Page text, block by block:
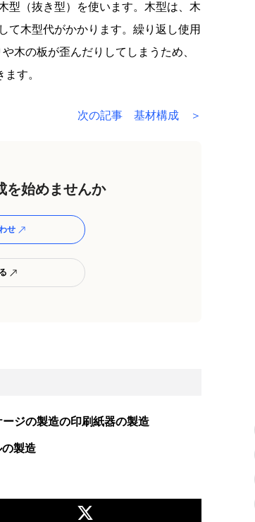
型（抜き型）を使います。木型は、木
て木型代がかかります。繰り返し使用
木の板が歪んだりしてしまうため、
す。
次の記事 基材構成 ＞
を始めませんか
せ
ージの製造の印刷紙器の製造
製造